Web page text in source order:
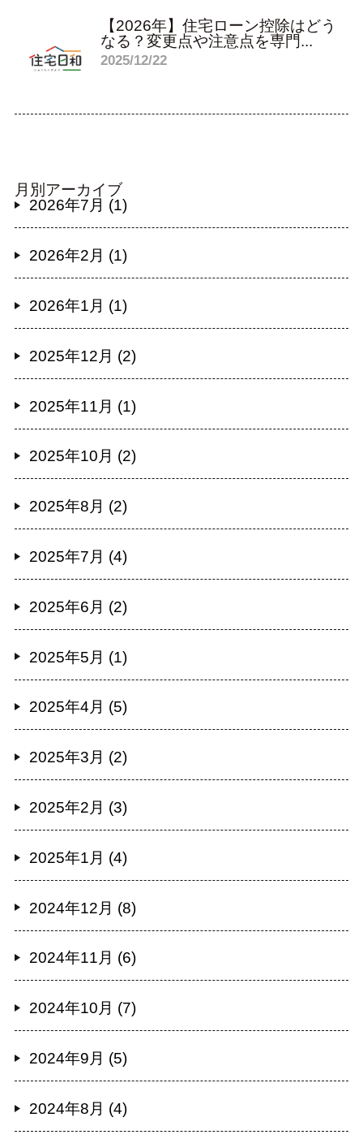
【2026年】住宅ローン控除はどう
なる？変更点や注意点を専門...
2025/12/22
月別アーカイブ
2026年7月 (1)
2026年2月 (1)
2026年1月 (1)
2025年12月 (2)
2025年11月 (1)
2025年10月 (2)
2025年8月 (2)
2025年7月 (4)
2025年6月 (2)
2025年5月 (1)
2025年4月 (5)
2025年3月 (2)
2025年2月 (3)
2025年1月 (4)
2024年12月 (8)
2024年11月 (6)
2024年10月 (7)
2024年9月 (5)
2024年8月 (4)